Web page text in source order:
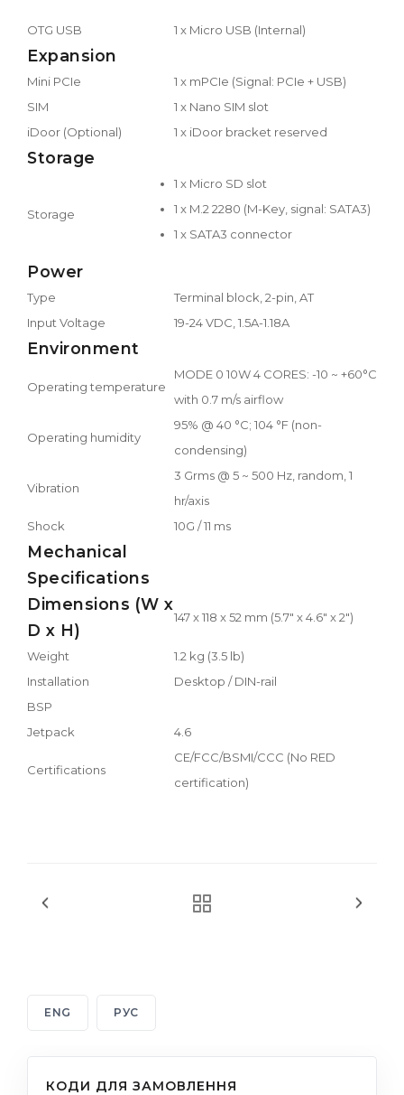
OTG USB 1 x Micro USB (Internal)
Expansion
Mini PCIe
1 x mPCIe (Signal: PCIe + USB)
SIM
1 x Nano SIM slot
iDoor (Optional)
1 x iDoor bracket reserved
Storage
Storage
1 x Micro SD slot
1 x M.2 2280 (M-Key, signal: SATA3)
1 x SATA3 connector
Power
Type
Terminal block, 2-pin, AT
Input Voltage
19-24 VDC, 1.5A-1.18A
Environment
Operating temperature
MODE 0 10W 4 CORES: -10 ~ +60°C
with 0.7 m/s airflow
Operating humidity
95% @ 40 °C; 104 °F (non-
condensing)
Vibration
3 Grms @ 5 ~ 500 Hz, random, 1
hr/axis
Shock
10G / 11 ms
Mechanical
Specifications
Dimensions (W x
D x H)
147 x 118 x 52 mm (5.7" x 4.6" x 2")
Weight
1.2 kg (3.5 lb)
Installation
Desktop / DIN-rail
BSP
Jetpack
4.6
Certifications
CE/FCC/BSMI/CCC (No RED
certification)
ENG РУС
КОДИ ДЛЯ ЗАМОВЛЕННЯ